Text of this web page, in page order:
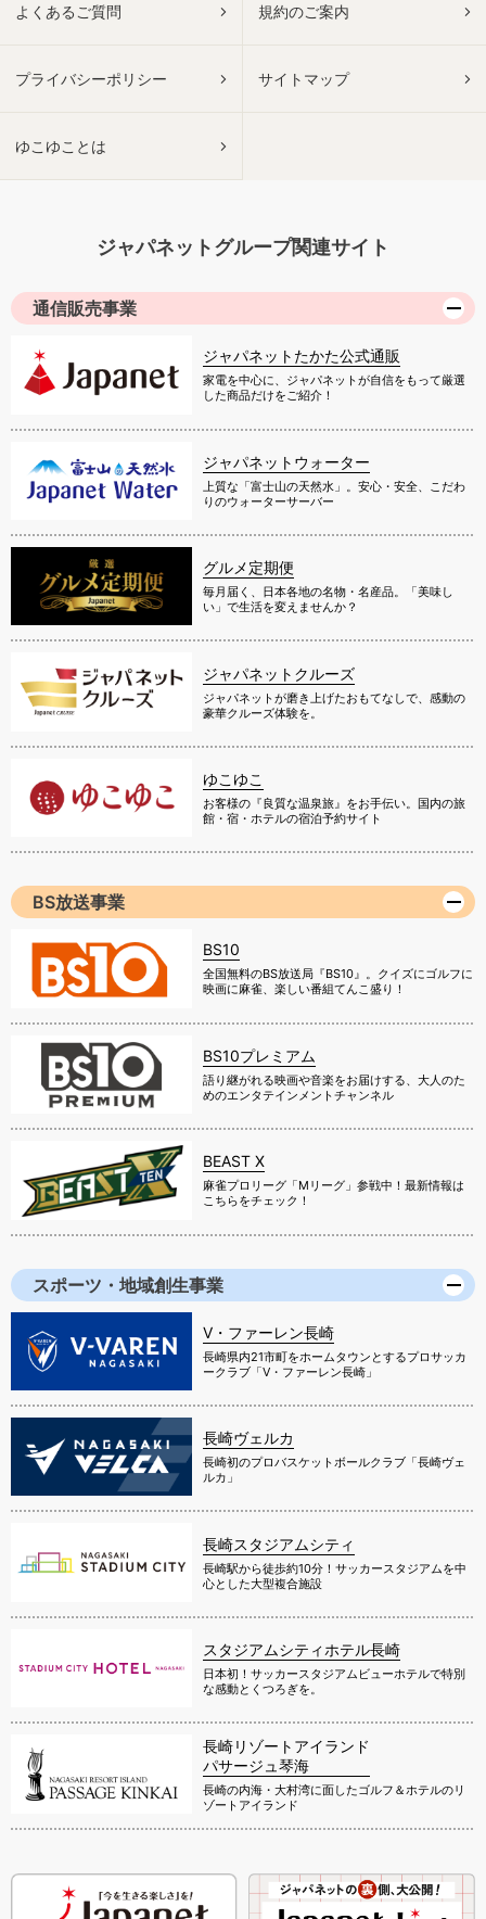
よくあるご質問 規約のご案内
プライバシーポリシー サイトマップ
ゆこゆことは
ジャパネットグループ関連サイト
通信販売事業
ジャパネットたかた公式通販
家電を中心に、ジャパネットが自信をもって厳選
した商品だけをご紹介！
ジャパネットウォーター
上質な「富士山の天然水」。安心・安全、こだわ
りのウォーターサーバー
グルメ定期便
毎月届く、日本各地の名物・名産品。「美味し
い」で生活を変えませんか？
ジャパネットクルーズ
ジャパネットが磨き上げたおもてなしで、感動の
豪華クルーズ体験を。
ゆこゆこ
お客様の『良質な温泉旅』をお手伝い。国内の旅
館・宿・ホテルの宿泊予約サイト
BS放送事業
BS10
全国無料のBS放送局『BS10』。クイズにゴルフに
映画に麻雀、楽しい番組てんこ盛り！
BS10プレミアム
語り継がれる映画や音楽をお届けする、大人のた
めのエンタテインメントチャンネル
BEAST X
麻雀プロリーグ「Mリーグ」参戦中！最新情報は
こちらをチェック！
スポーツ・地域創生事業
V・ファーレン長崎
長崎県内21市町をホームタウンとするプロサッカ
ークラブ「V・ファーレン長崎」
長崎ヴェルカ
長崎初のプロバスケットボールクラブ「長崎ヴェ
ルカ」
長崎スタジアムシティ
長崎駅から徒歩約10分！サッカースタジアムを中
心とした大型複合施設
スタジアムシティホテル長崎
日本初！サッカースタジアムビューホテルで特別
な感動とくつろぎを。
長崎リゾートアイランド
パサージュ琴海
長崎の内海・大村湾に面したゴルフ＆ホテルのリ
ゾートアイランド